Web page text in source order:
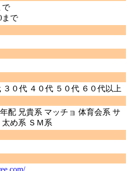
で
まで
３０代 ４０代 ５０代 ６０代以上
配 兄貴系 マッチョ 体育会系 サ
め系 ＳＭ系